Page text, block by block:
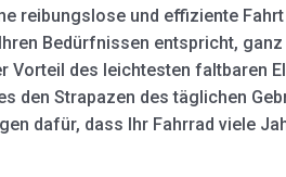
reibungslose und effiziente
Bedürfnissen entspricht,
Vorteil des leichtesten faltbaren
den Strapazen des täglichen
dafür, dass Ihr Fahrrad viele